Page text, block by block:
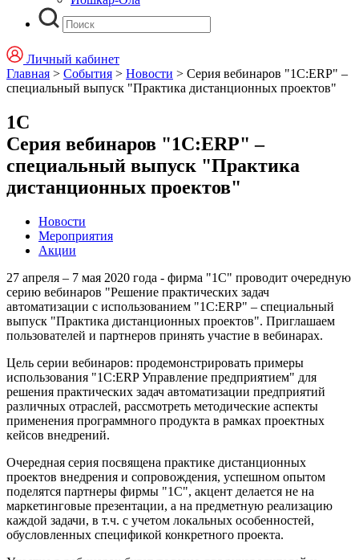
Личный кабинет
Главная > События > Новости > Серия вебинаров "1С:ERP" –
специальный выпуск "Практика дистанционных проектов"
1С
Серия вебинаров "1С:ERP" –
специальный выпуск "Практика
дистанционных проектов"
Новости
Мероприятия
Акции
27 апреля – 7 мая 2020 года - фирма "1С" проводит очередную
серию вебинаров "Решение практических задач
автоматизации с использованием "1С:ERP" – специальный
выпуск "Практика дистанционных проектов". Приглашаем
пользователей и партнеров принять участие в вебинарах.
Цель серии вебинаров: продемонстрировать примеры
использования "1С:ERP Управление предприятием" для
решения практических задач автоматизации предприятий
различных отраслей, рассмотреть методические аспекты
применения программного продукта в рамках проектных
кейсов внедрений.
Очередная серия посвящена практике дистанционных
проектов внедрения и сопровождения, успешном опытом
поделятся партнеры фирмы "1С", акцент делается не на
маркетинговые презентации, а на предметную реализацию
каждой задачи, в т.ч. с учетом локальных особенностей,
обусловленных спецификой конкретного проекта.